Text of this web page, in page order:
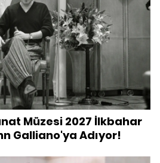
Müzesi 2027 İlkbahar
Galliano'ya Adıyor!